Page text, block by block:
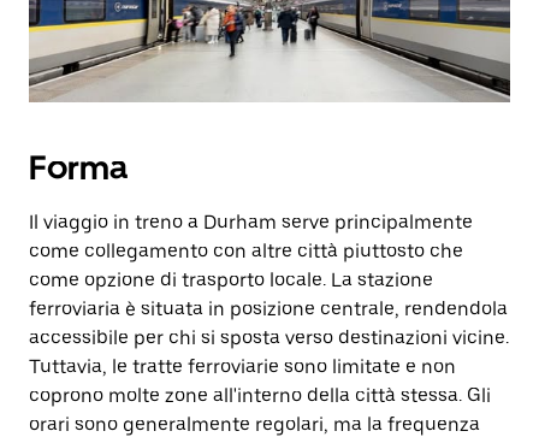
Forma
Il viaggio in treno a Durham serve principalmente
come collegamento con altre città piuttosto che
come opzione di trasporto locale. La stazione
ferroviaria è situata in posizione centrale, rendendola
accessibile per chi si sposta verso destinazioni vicine.
Tuttavia, le tratte ferroviarie sono limitate e non
coprono molte zone all'interno della città stessa. Gli
orari sono generalmente regolari, ma la frequenza